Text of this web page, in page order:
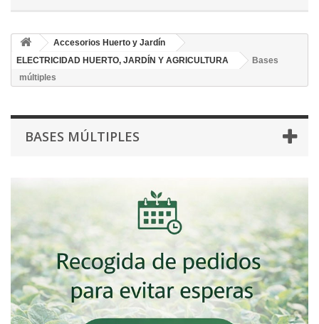
Accesorios Huerto y Jardín
ELECTRICIDAD HUERTO, JARDÍN Y AGRICULTURA
Bases
múltiples
BASES MÚLTIPLES